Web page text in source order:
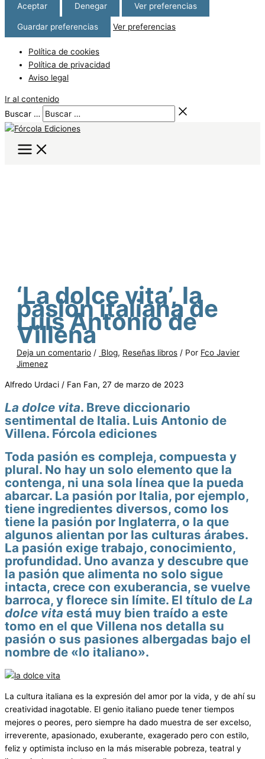
Aceptar Denegar Ver preferencias
Guardar preferencias Ver preferencias
Política de cookies
Política de privacidad
Aviso legal
Ir al contenido
Buscar …
‘La dolce vita’, la
pasión italiana de
Luis Antonio de
Villena
Deja un comentario / Blog, Reseñas libros / Por Fco Javier
Jimenez
Alfredo Urdaci / Fan Fan, 27 de marzo de 2023
La dolce vita. Breve diccionario
sentimental de Italia. Luis Antonio de
Villena. Fórcola ediciones
Toda pasión es compleja, compuesta y
plural. No hay un solo elemento que la
contenga, ni una sola línea que la pueda
abarcar. La pasión por Italia, por ejemplo,
tiene ingredientes diversos, como los
tiene la pasión por Inglaterra, o la que
algunos alientan por las culturas árabes.
La pasión exige trabajo, conocimiento,
profundidad. Uno avanza y descubre que
la pasión que alimenta no solo sigue
intacta, crece con exuberancia, se vuelve
barroca, y florece sin límite. El título de La
dolce vita está muy bien traído a este
tomo en el que Villena nos detalla su
pasión o sus pasiones albergadas bajo el
nombre de «lo italiano».
La cultura italiana es la expresión del amor por la vida, y de ahí su
creatividad inagotable. El genio italiano puede tener tiempos
mejores o peores, pero siempre ha dado muestra de ser excelso,
irreverente, apasionado, exuberante, exagerado pero con estilo,
feliz y optimista incluso en la más miserable pobreza, teatral y